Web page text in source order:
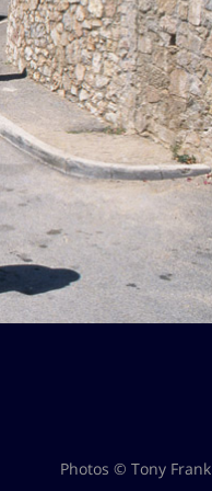
Photos © Tony Frank